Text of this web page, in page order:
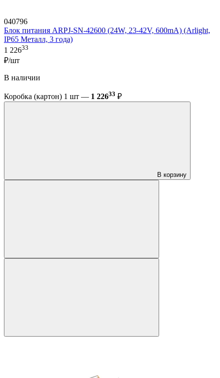
040796
Блок питания ARPJ-SN-42600 (24W, 23-42V, 600mA) (Arlight,
IP65 Металл, 3 года)
1 22633
₽/шт
В наличии
Коробка (картон) 1 шт — 1 22633 ₽
В корзину